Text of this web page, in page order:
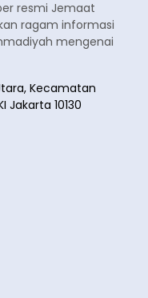
resmi Jemaat
ragam informasi
mengenai
Kecamatan
Jakarta 10130